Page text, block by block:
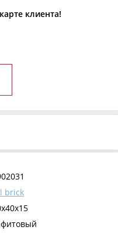
клиента!
brick